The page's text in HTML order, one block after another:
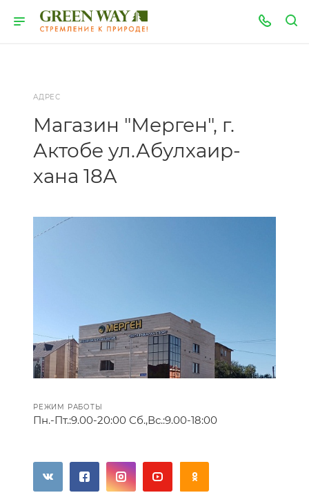
АДРЕС
Магазин "Мерген", г.
Актобе ул.Абулхаир-
хана 18А
РЕЖИМ РАБОТЫ
Пн.-Пт.:9.00-20:00 Сб.,Вс.:9.00-18:00